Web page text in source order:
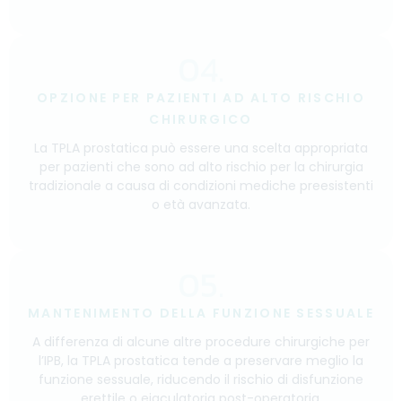
La TPLA prostatica può essere una scelta appropriata
per pazienti che sono ad alto rischio per la chirurgia
tradizionale a causa di condizioni mediche preesistenti
o età avanzata.
A differenza di alcune altre procedure chirurgiche per
l’IPB, la TPLA prostatica tende a preservare meglio la
funzione sessuale, riducendo il rischio di disfunzione